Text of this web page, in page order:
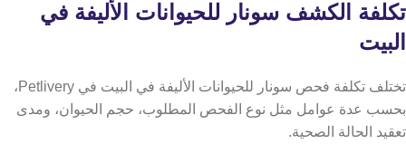
تكلفة الكشف سونار للحيوانات الأليفة في
البيت
تختلف تكلفة فحص سونار للحيوانات الأليفة في البيت في Petlivery،
بحسب عدة عوامل مثل نوع الفحص المطلوب، حجم الحيوان، ومدى
تعقيد الحالة الصحية.